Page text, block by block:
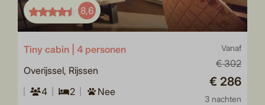
8,6
Vanaf
€ 302
€ 286
3 nachten
Tiny cabin | 4 personen
Overijssel, Rijssen
4
2
Nee